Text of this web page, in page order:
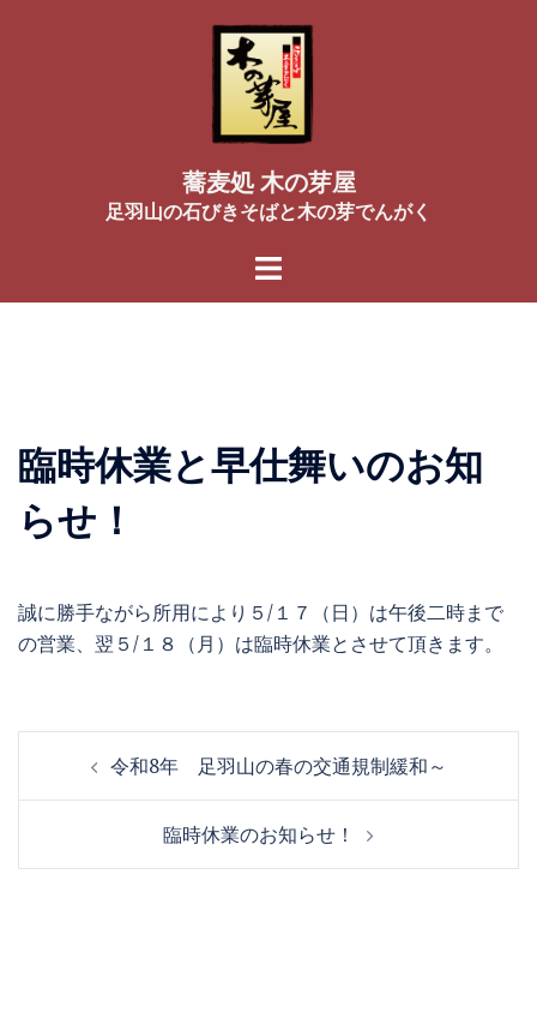
蕎麦処 木の芽屋
足羽山の石びきそばと木の芽でんがく
臨時休業と早仕舞いのお知
らせ！
誠に勝手ながら所用により５/１７（日）は午後二時まで
の営業、翌５/１８（月）は臨時休業とさせて頂きます。
投
ナ
ゲ
令和8年 足羽山の春の交通規制緩和～
臨時休業のお知らせ！